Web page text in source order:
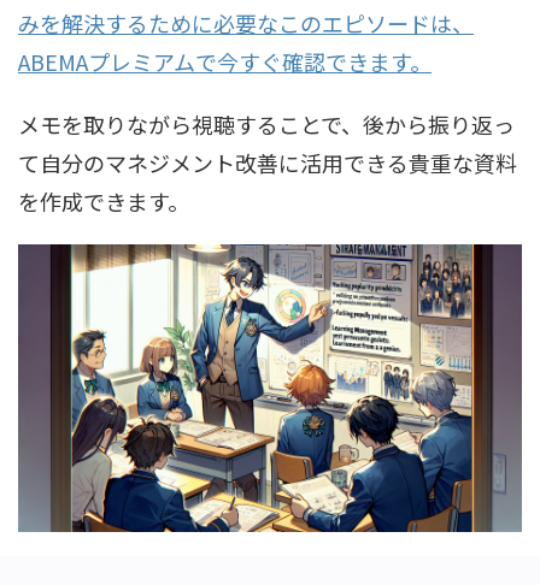
みを解決するために必要なこのエピソードは、
ABEMAプレミアムで今すぐ確認できます。
メモを取りながら視聴することで、後から振り返っ
て自分のマネジメント改善に活用できる貴重な資料
を作成できます。